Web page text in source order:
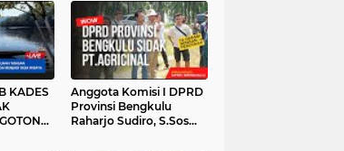
KADES
Anggota Komisi I DPRD
Provinsi Bengkulu
Raharjo Sudiro, S.Sos